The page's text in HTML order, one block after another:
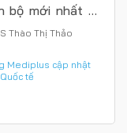
bộ mới nhất từ
tế
Thào Thị Thảo
Mediplus cập nhật
tế